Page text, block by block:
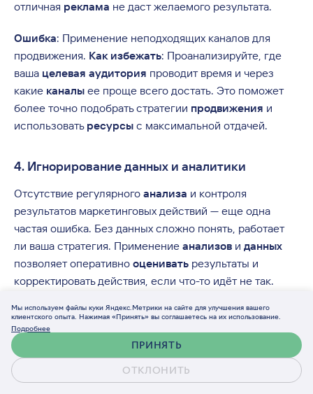
отличная реклама не даст желаемого результата.
Ошибка: Применение неподходящих каналов для
продвижения. Как избежать: Проанализируйте, где
ваша целевая аудитория проводит время и через
какие каналы ее проще всего достать. Это поможет
более точно подобрать стратегии продвижения и
использовать ресурсы с максимальной отдачей.
4. Игнорирование данных и аналитики
Отсутствие регулярного анализа и контроля
результатов маркетинговых действий — еще одна
частая ошибка. Без данных сложно понять, работает
ли ваша стратегия. Применение анализов и данных
позволяет оперативно оценивать результаты и
корректировать действия, если что-то идёт не так.
Ошибка: Пренебрежение аналитикой иоценкой
эффективности.Как избежать: Используйте системы
аналитики для отслеживания результатов всех
кампаний
. Изучайтеданные о конверсии,
вовлеченности, переходах порекламеи делайте
Обсудить проект
Мы используем файлы куки Яндекс.Метрики на сайте для улучшения вашего
клиентского опыта. Нажимая «Принять» вы соглашаетесь на их использование.
Подробнее
ПРИНЯТЬ
ОТКЛОНИТЬ